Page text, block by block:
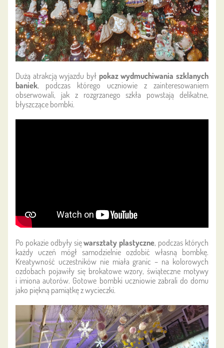
Dużą atrakcją wyjazdu był pokaz wydmuchiwania szklanych
baniek, podczas którego uczniowie z zainteresowaniem
obserwowali, jak z rozgrzanego szkła powstają delikatne,
błyszczące bombki.
Po pokazie odbyły sięwarsztaty plastyczne, podczas których
każdy uczeń mógł samodzielnie ozdobić własną bombkę.
Kreatywność uczestników nie miała granic – na kolorowych
ozdobach pojawiły się brokatowe wzory, świąteczne motywy
i imiona autorów. Gotowe bombki uczniowie zabrali do domu
jako piękną pamiątkę z wycieczki.